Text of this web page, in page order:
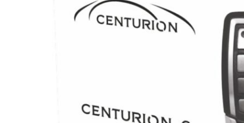
ГАДЖЕТЫ
ПОМОЩЬ